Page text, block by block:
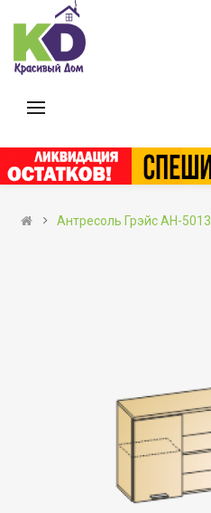
Антресоль Грэйс АН-5013